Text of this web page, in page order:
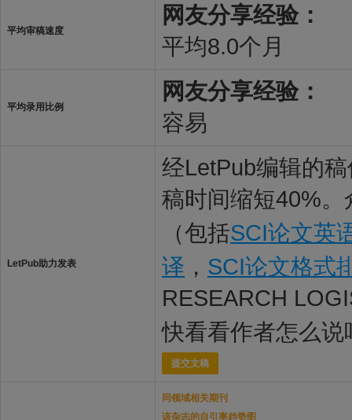
平均审稿速度
网友分享经验：
平均8.0个月
平均录用比例
网友分享经验：
容易
LetPub助力发表
经LetPub编辑的
稿时间缩短40%
（包括SCI论文英
译 ， SCI论文格式
RESEARCH
快看看作者怎么说
提交文稿
同领域相关期刊
该杂志的自引率趋势图